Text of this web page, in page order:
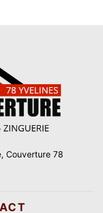
Couverture 78